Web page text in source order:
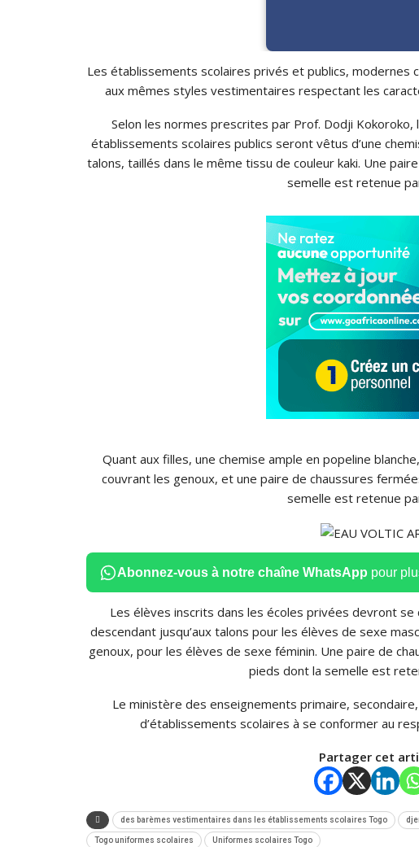
Les établissements scolaires privés et publics,
aux mêmes styles vestimentaires respectant les
Selon les normes prescrites par Prof. Dodji
établissements scolaires publics seront vêtus d’une
talons, taillés dans le même tissu de couleur kaki. Une
semelle est retenue
Quant aux filles, une chemise ample en popeline
couvrant les genoux, et une paire de chaussures
semelle est retenue
Abonnez-vous à notre chaîne WhatsApp pour
Les élèves inscrits dans les écoles privées devront
descendant jusqu’aux talons pour les élèves de sexe
genoux, pour les élèves de sexe féminin. Une paire de
pieds dont la semelle est
Le ministère des enseignements primaire,
d’établissements scolaires à se conformer au
Partager cet
des barèmes vestimentaires dans les établissements scolaires Togo
Togo uniformes scolaires Uniformes scolaires Togo